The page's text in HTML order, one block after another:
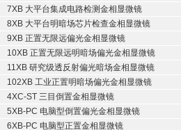
7XB 大平台集成电路检测金相显微镜
8XB 大平台明暗场芯片检查金相显微镜
9XB 正置无限远偏光金相显微镜
10XB 正置无限远明暗场偏光金相显微镜
11XB 研究级透反射偏光暗场金相显微镜
102XB 工业正置明暗场偏光金相显微镜
4XC-ST 三目倒置金相显微镜
5XB-PC 电脑型倒置偏光金相显微镜
6XB-PC 电脑型正置金相显微镜